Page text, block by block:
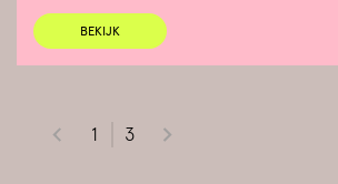
BEKIJK
1 3